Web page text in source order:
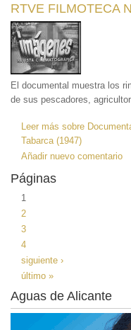
RTVE FILMOTECA
El documental muestra los
de sus pescadores,
Leer más sobre
Tabarca (1947)
Añadir nuevo comentario
Páginas
1
2
3
4
siguiente ›
último »
Aguas de Alicante